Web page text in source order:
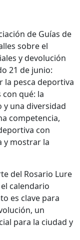
de Guías de
sobre el
y devolución
21 de junio:
la pesca deportiva
con qué: la
y una diversidad
competencia,
con
y mostrar la
del Rosario Lure
calendario
es clave para
un
para la ciudad y